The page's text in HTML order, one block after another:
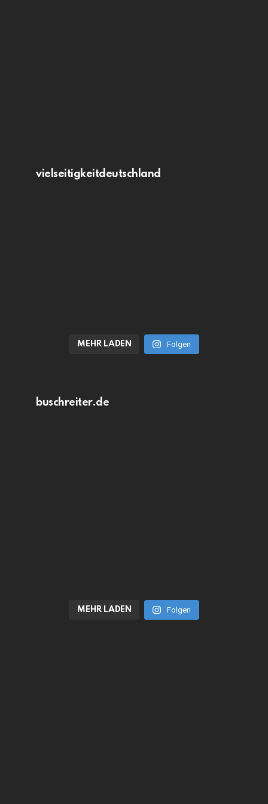
vielseitigkeitdeutschland
MEHR LADEN Folgen
buschreiter.de
MEHR LADEN Folgen